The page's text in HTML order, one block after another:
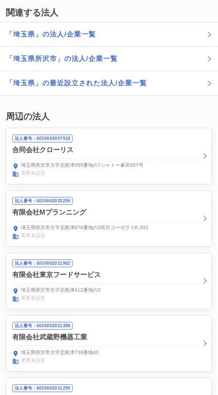
関連する法人
「埼玉県」の法人/企業一覧
「埼玉県所沢市」の法人/企業一覧
「埼玉県」の最近設立された法人/企業一覧
周辺の法人
法人番号：6030003007918
合同会社クローリス
埼玉県所沢市大字北秋津355番地の7シャトー峯岸307号
業界未設定
法人番号：6030002035250
有限会社Mプランニング
埼玉県所沢市大字北秋津876番地の3所沢コーポラスK-203
業界未設定
法人番号：6030002031902
有限会社東京フードサービス
埼玉県所沢市大字北秋津412番地の2
業界未設定
法人番号：6030002031398
有限会社武蔵野機器工業
埼玉県所沢市大字北秋津739番地40
業界未設定
法人番号：6030002031290